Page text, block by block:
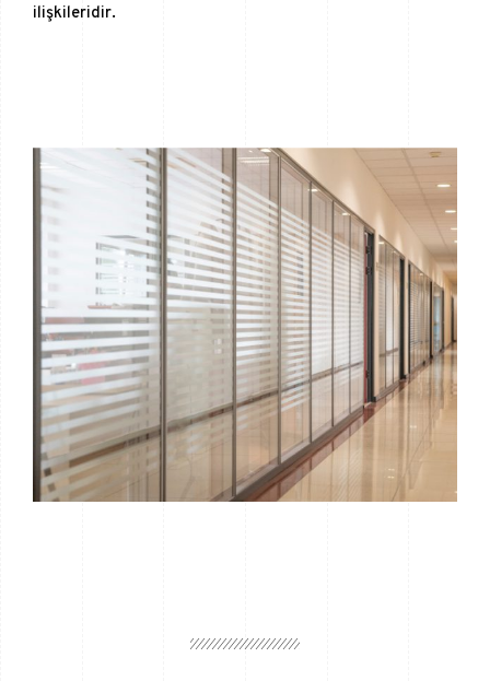
ilişkileridir.